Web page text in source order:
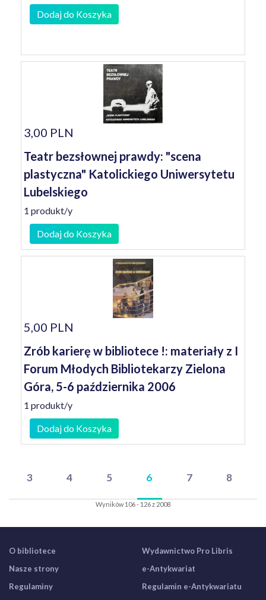
Dodaj do Koszyka
3,00 PLN
Teatr bezsłownej prawdy: "scena
plastyczna" Katolickiego Uniwersytetu
Lubelskiego
1 produkt/y
Dodaj do Koszyka
5,00 PLN
Zrób karierę w bibliotece !: materiały z I
Forum Młodych Bibliotekarzy Zielona
Góra, 5-6 października 2006
1 produkt/y
Dodaj do Koszyka
3 4 5 6 7 8
Wyników 106 - 126 z 2008
O bibliotece
Nasze strony
Regulaminy
Wydawnictwo Pro Libris
e-Antykwariat
Regulamin e-Antykwariatu